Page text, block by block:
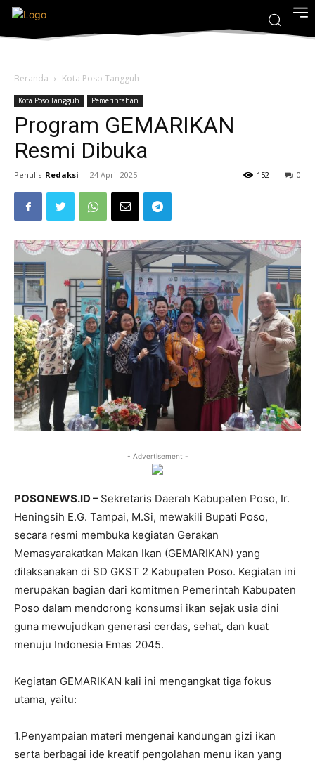
Beranda Kota Poso Tangguh
Kota Poso Tangguh Pemerintahan
Program GEMARIKAN
Resmi Dibuka
Penulis Redaksi - 24 April 2025 0
152
- Advertisement -
POSONEWS.ID – Sekretaris Daerah Kabupaten Poso, Ir.
Heningsih E.G. Tampai, M.Si, mewakili Bupati Poso,
secara resmi membuka kegiatan Gerakan
Memasyarakatkan Makan Ikan (GEMARIKAN) yang
dilaksanakan di SD GKST 2 Kabupaten Poso. Kegiatan ini
merupakan bagian dari komitmen Pemerintah Kabupaten
Poso dalam mendorong konsumsi ikan sejak usia dini
guna mewujudkan generasi cerdas, sehat, dan kuat
menuju Indonesia Emas 2045.
Kegiatan GEMARIKAN kali ini mengangkat tiga fokus
utama, yaitu:
1.Penyampaian materi mengenai kandungan gizi ikan
serta berbagai ide kreatif pengolahan menu ikan yang